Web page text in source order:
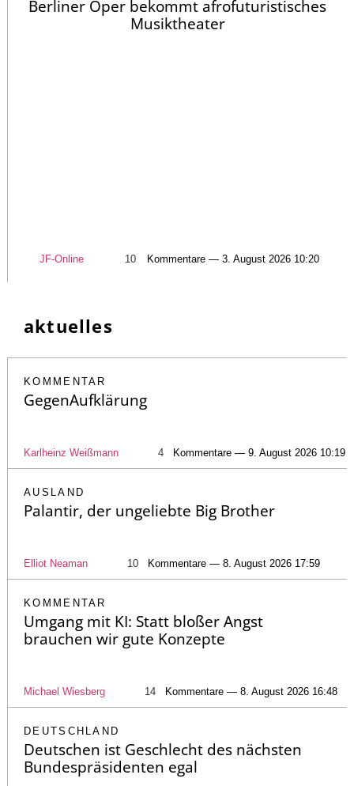
Berliner Oper bekommt afrofuturistisches
Musiktheater
JF-Online 10 Kommentare — 3. August 2026 10:20
aktuelles
KOMMENTAR
GegenAufklärung
Karlheinz Weißmann 4 Kommentare — 9. August 2026 10:19
AUSLAND
Palantir, der ungeliebte Big Brother
Elliot Neaman 10 Kommentare — 8. August 2026 17:59
KOMMENTAR
Umgang mit KI: Statt bloßer Angst
brauchen wir gute Konzepte
Michael Wiesberg 14 Kommentare — 8. August 2026 16:48
DEUTSCHLAND
Deutschen ist Geschlecht des nächsten
Bundespräsidenten egal